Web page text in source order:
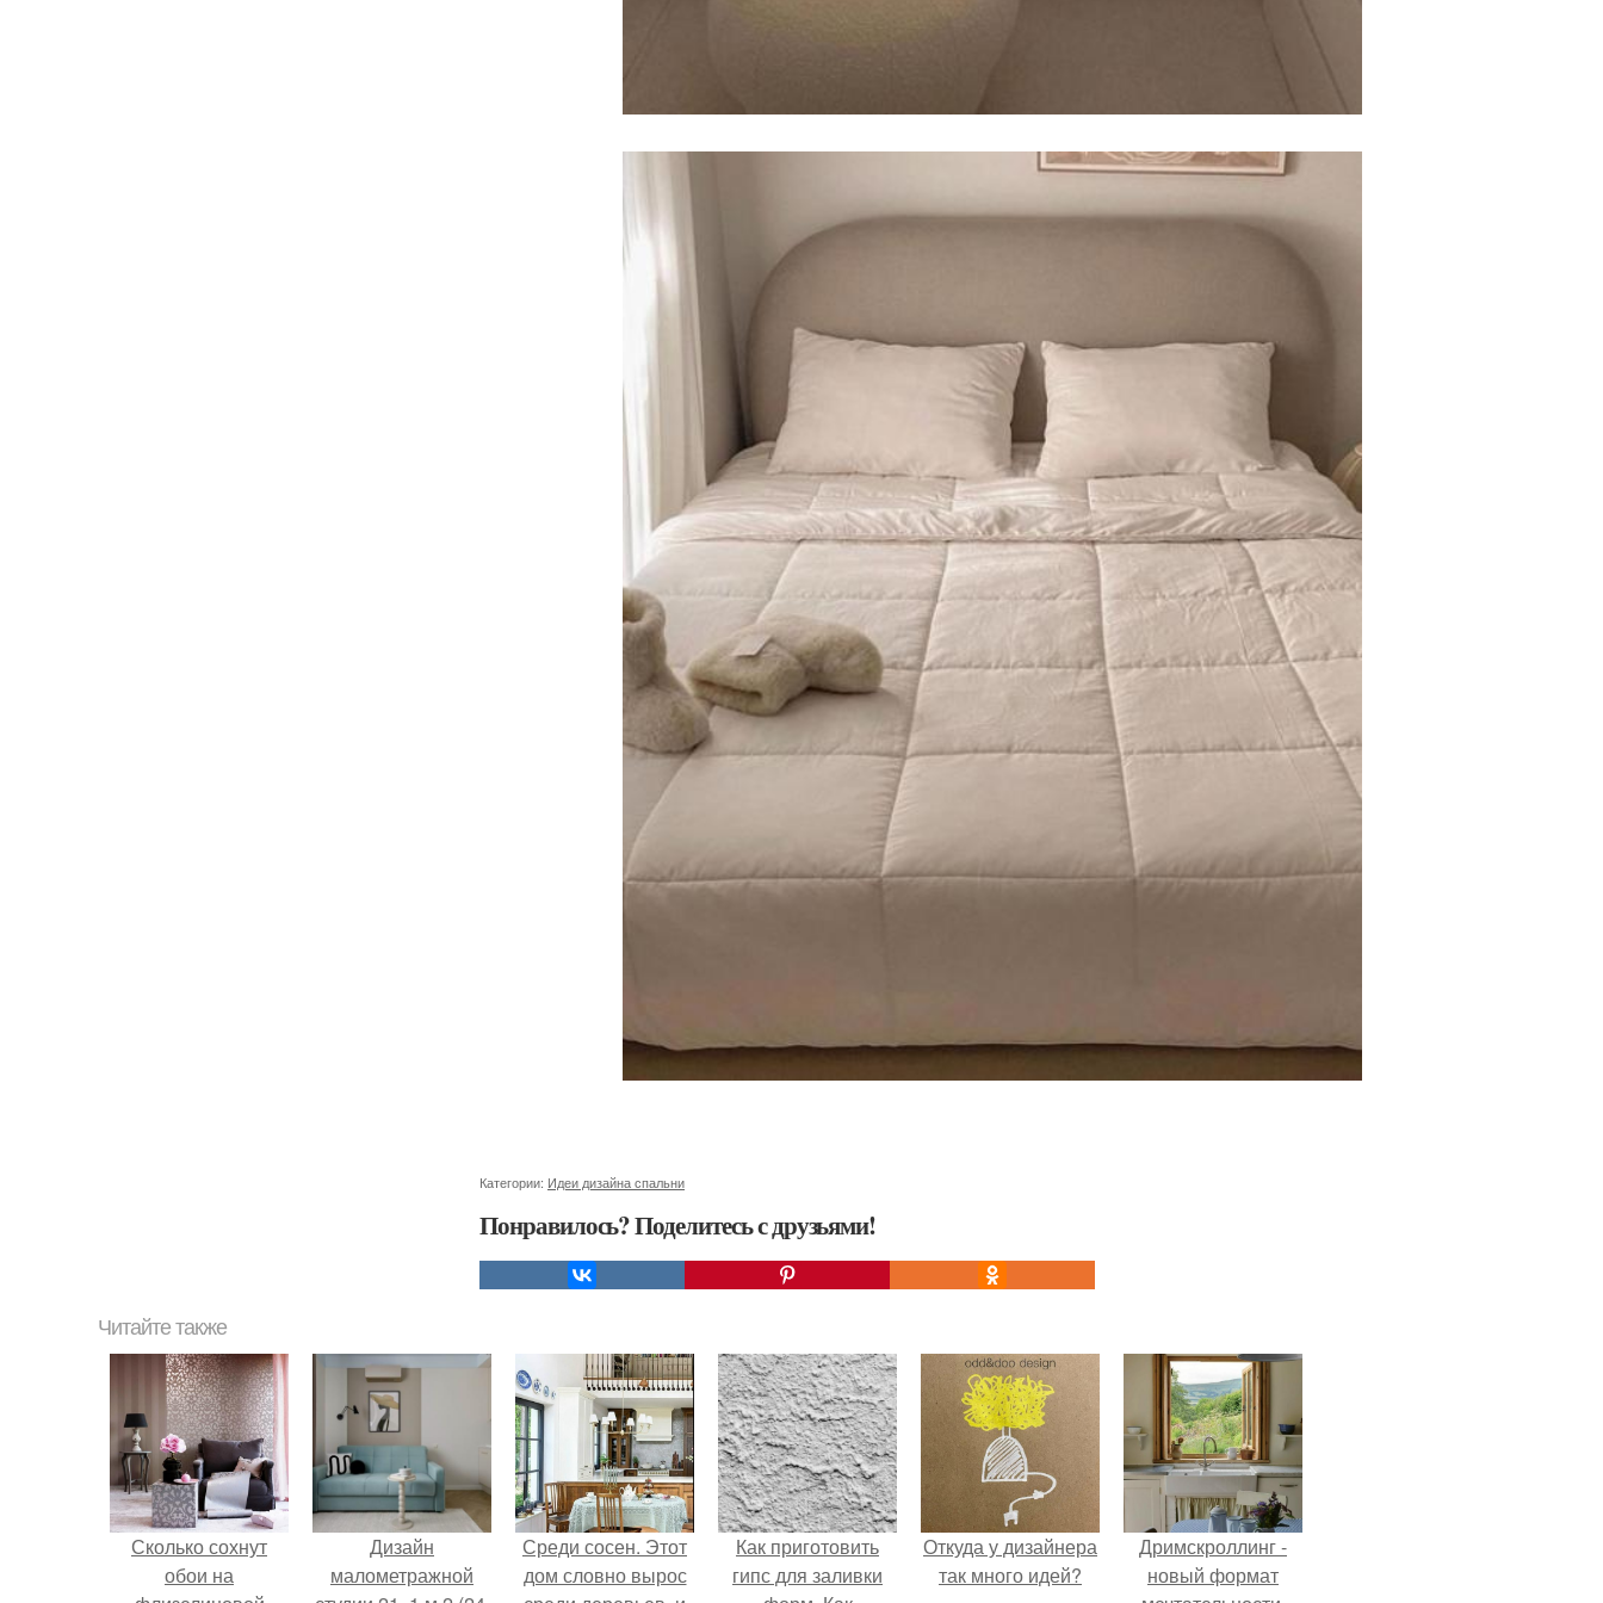
Категории: Идеи дизайна спальни
Понравилось? Поделитесь с друзьями!
Читайте также
Сколько сохнут
обои на
Дизайн
малометражной
Среди сосен. Этот
дом словно вырос
Как приготовить
гипс для заливки
Откуда у дизайнера
так много идей?
Дримскроллинг -
новый формат